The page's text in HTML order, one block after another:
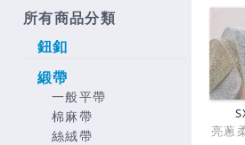
所有商品分類
鈕釦
緞帶
一般平帶
棉麻帶
絲絨帶
亮蔥